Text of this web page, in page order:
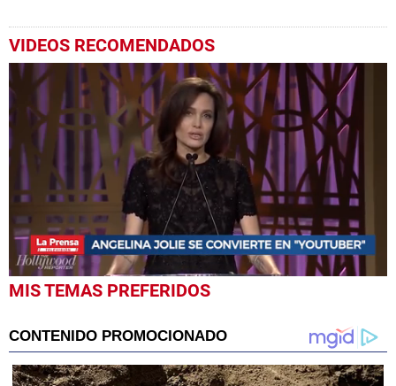
VIDEOS RECOMENDADOS
0
seconds
seconds
MIS TEMAS PREFERIDOS